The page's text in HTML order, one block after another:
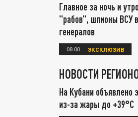
Главное за ночь и
"рабов", шпионы ВСУ
генералов
08:00 ЭКСКЛЮЗИВ
НОВОСТИ
На Кубани объявлено
из-за жары до +39°С